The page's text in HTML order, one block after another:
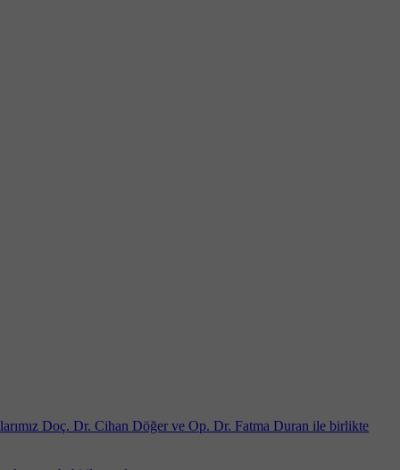
Doç. Dr. Cihan Döğer ve Op. Dr. Fatma Duran ile birlikte